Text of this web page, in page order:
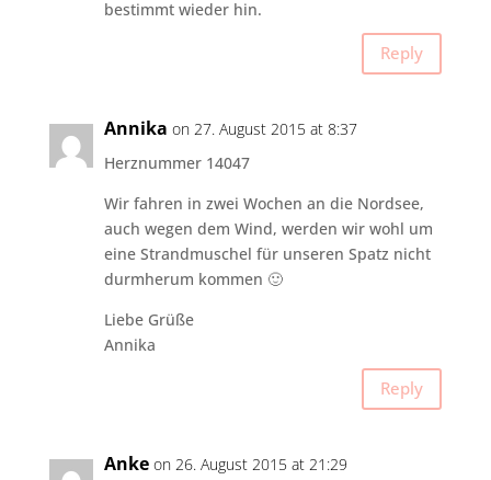
bestimmt wieder hin.
Reply
Annika on 27. August 2015 at 8:37
Herznummer 14047
Wir fahren in zwei Wochen an die Nordsee,
auch wegen dem Wind, werden wir wohl um
eine Strandmuschel für unseren Spatz nicht
durmherum kommen 🙂
Liebe Grüße
Annika
Reply
Anke on 26. August 2015 at 21:29